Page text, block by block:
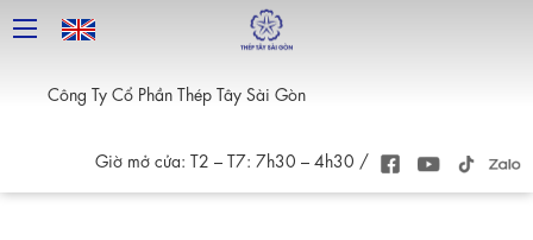
Công Ty Cổ Phần Thép Tây Sài Gòn
Giờ mở cửa: T2 – T7: 7h30 – 4h30 /